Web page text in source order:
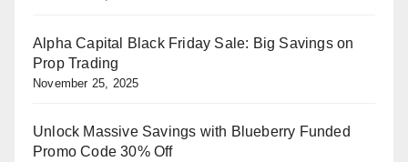
Alpha Capital Black Friday Sale: Big Savings on
Prop Trading
November 25, 2025
Unlock Massive Savings with Blueberry Funded
Promo Code 30% Off